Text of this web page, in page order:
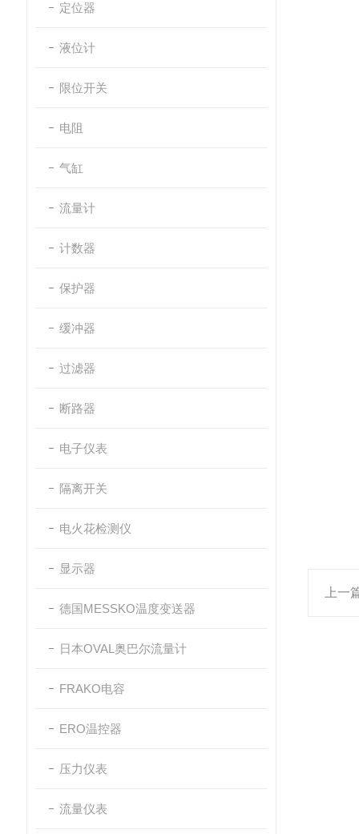
定位器
液位计
限位开关
电阻
气缸
流量计
计数器
保护器
缓冲器
过滤器
断路器
电子仪表
隔离开关
电火花检测仪
显示器
德国MESSKO温度变送器
日本OVAL奥巴尔流量计
FRAKO电容
ERO温控器
压力仪表
流量仪表
上一